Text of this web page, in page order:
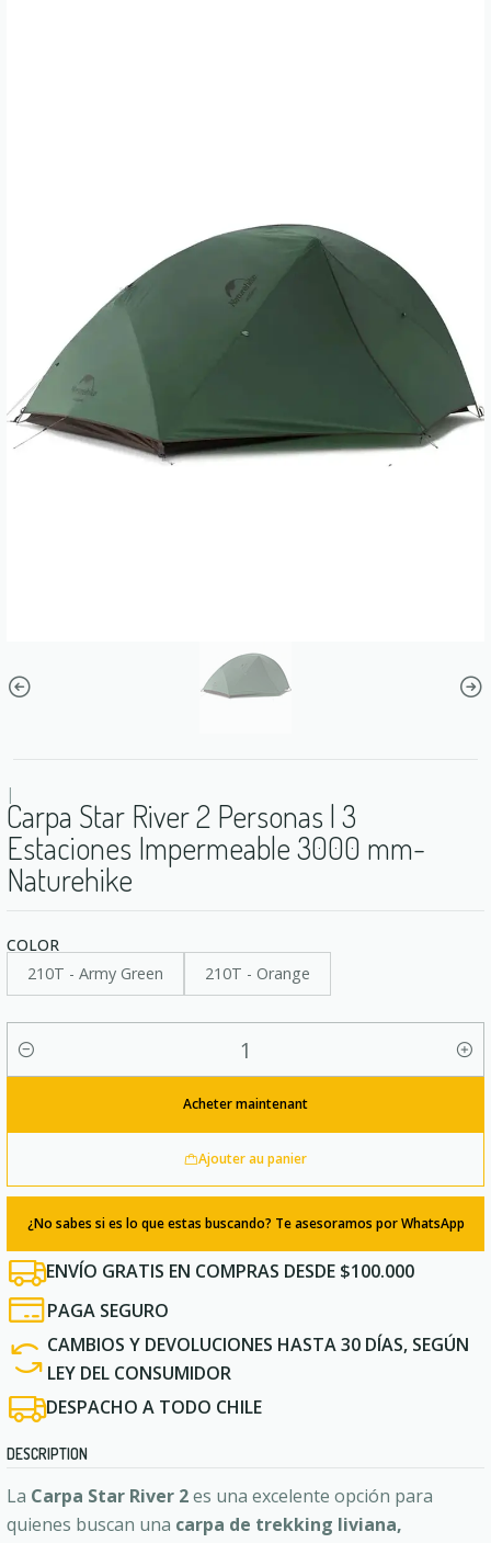
|
Carpa Star River 2 Personas | 3
Estaciones Impermeable 3000 mm-
Naturehike
COLOR
210T - Army Green
210T - Orange
Quantité
Ajouter au panier
Acheter maintenant
¿No sabes si es lo que estas buscando? Te asesoramos por WhatsApp
ENVÍO GRATIS EN COMPRAS DESDE $100.000
PAGA SEGURO
CAMBIOS Y DEVOLUCIONES HASTA 30 DÍAS, SEGÚN
LEY DEL CONSUMIDOR
DESPACHO A TODO CHILE
DESCRIPTION
La Carpa Star River 2es una excelente opción para
quienes buscan una carpa de trekking liviana,